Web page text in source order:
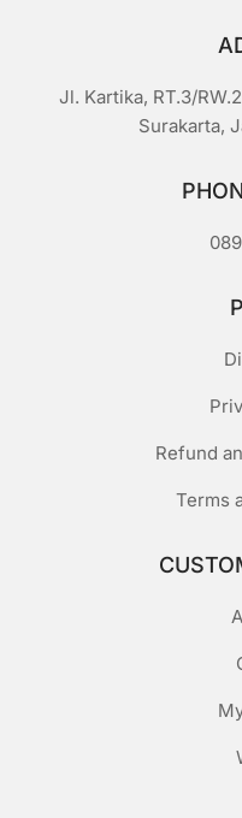
Jl. Kartika, RT.3/
Surakarta,
Refund
Terms